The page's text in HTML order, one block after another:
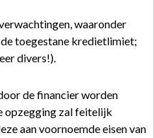
waaronder
toegestane kredietlimiet;
divers!).
de financier worden
opzegging zal feitelijk
aan voornoemde eisen van